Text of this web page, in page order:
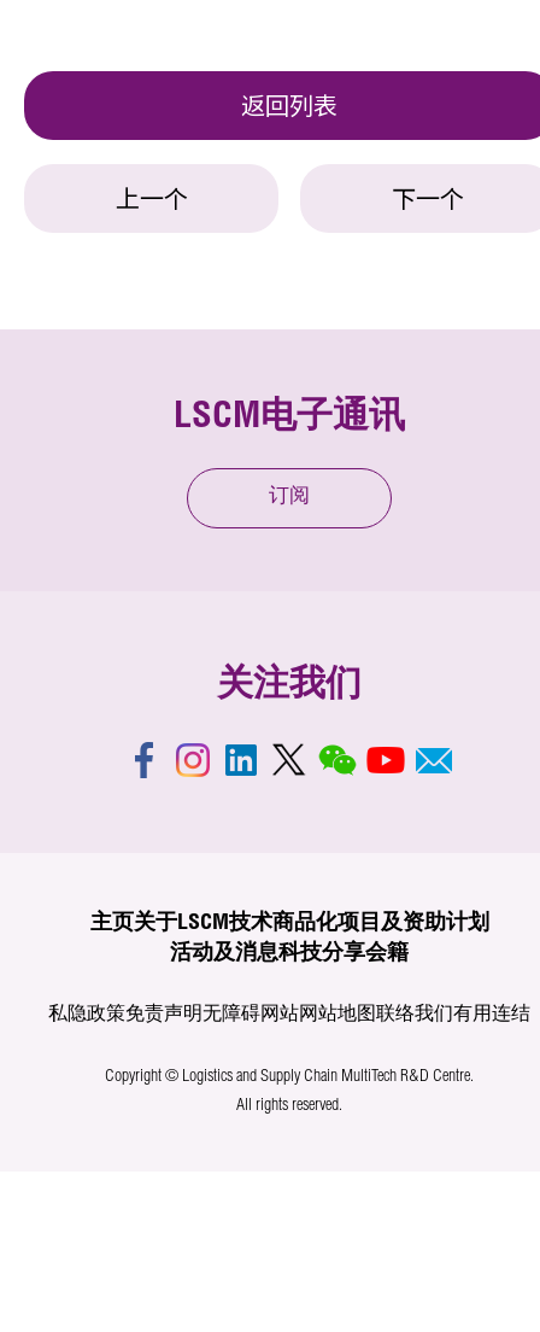
返回列表
上一个 下一个
LSCM电子通讯
订阅
关注我们
主页关于LSCM技术商品化项目及资助计划
活动及消息科技分享会籍
私隐政策免责声明无障碍网站网站地图联络我们有用连结
Copyright © Logistics and Supply Chain MultiTech R&D Centre.
All rights reserved.